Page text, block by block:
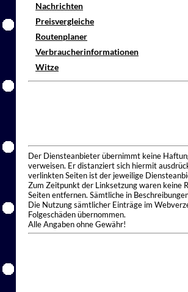
Nachrichten
Preisvergleiche
Routenplaner
Verbraucherinformationen
Witze
Der Diensteanbieter übernimmt keine
verweisen. Er distanziert sich hiermit
verlinkten Seiten ist der jeweilige
Zum Zeitpunkt der Linksetzung waren keine
Seiten entfernen. Sämtliche in
Die Nutzung sämtlicher Einträge im
Folgeschäden übernommen.
Alle Angaben ohne Gewähr!